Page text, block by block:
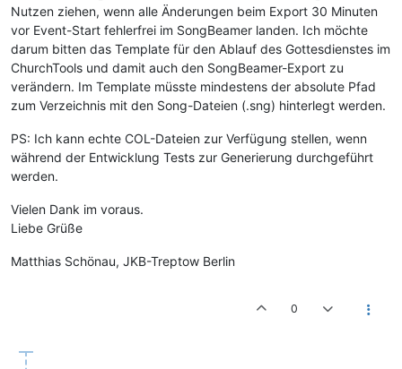
Nutzen ziehen, wenn alle Änderungen beim Export 30 Minuten
vor Event-Start fehlerfrei im SongBeamer landen. Ich möchte
darum bitten das Template für den Ablauf des Gottesdienstes im
ChurchTools und damit auch den SongBeamer-Export zu
verändern. Im Template müsste mindestens der absolute Pfad
zum Verzeichnis mit den Song-Dateien (.sng) hinterlegt werden.
PS: Ich kann echte COL-Dateien zur Verfügung stellen, wenn
während der Entwicklung Tests zur Generierung durchgeführt
werden.
Vielen Dank im voraus.
Liebe Grüße
Matthias Schönau, JKB-Treptow Berlin
0